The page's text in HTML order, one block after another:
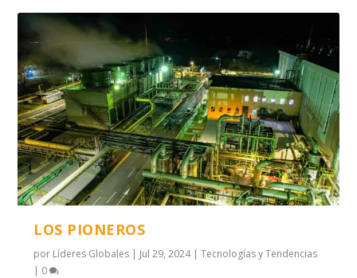
LOS PIONEROS
por Líderes Globales | Jul 29, 2024|Tecnologías y Tendencias
| 0